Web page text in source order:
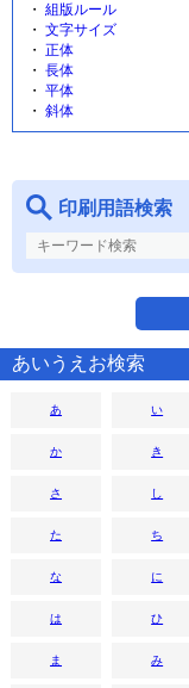
組版ルール
文字サイズ
正体
長体
平体
斜体
印刷用語検索
あいうえお検索
あ い
か き
さ し
た ち
な に
は ひ
ま み